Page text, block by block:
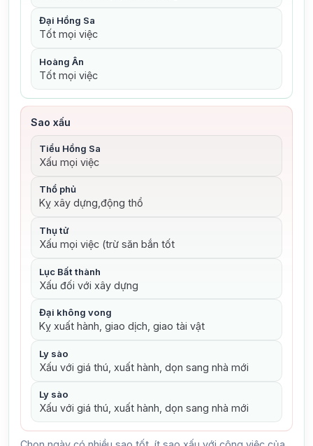
Đại Hồng Sa
Tốt mọi việc
Hoàng Ân
Tốt mọi việc
Sao xấu
Tiểu Hồng Sa
Xấu mọi việc
Thổ phủ
Kỵ xây dựng,động thổ
Thụ tử
Xấu mọi việc (trừ săn bắn tốt
Lục Bất thành
Xấu đối với xây dựng
Đại không vong
Kỵ xuất hành, giao dịch, giao tài vật
Ly sào
Xấu với giá thú, xuất hành, dọn sang nhà mới
Ly sào
Xấu với giá thú, xuất hành, dọn sang nhà mới